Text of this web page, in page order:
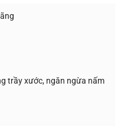
trầy xước, ngăn ngừa nấm